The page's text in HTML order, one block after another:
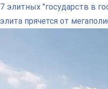
7 элитных "государств в
элита прячется от